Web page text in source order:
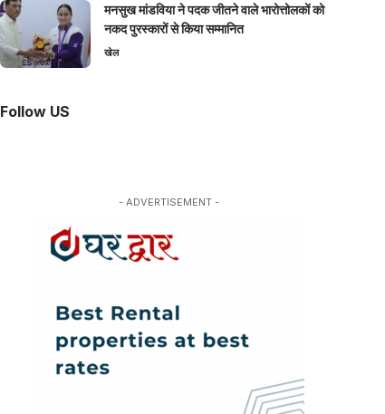
मनसुख मांडविया ने पदक जीतने वाले भारोत्तोलकों को
नकद पुरस्कारों से किया सम्मानित
खेल
Follow US
- ADVERTISEMENT -